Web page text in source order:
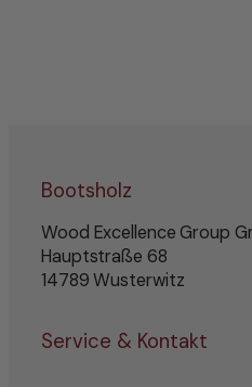
Bootsholz
Wood Excellence Group
Hauptstraße 68
14789 Wusterwitz
Service & Kontakt